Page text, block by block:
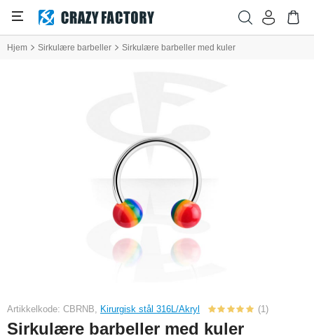
Hjem Sirkulære barbeller Sirkulære barbeller med kuler
Artikkelkode: CBRNB, Kirurgisk stål 316L/Akryl (1)
Sirkulære barbeller med kuler